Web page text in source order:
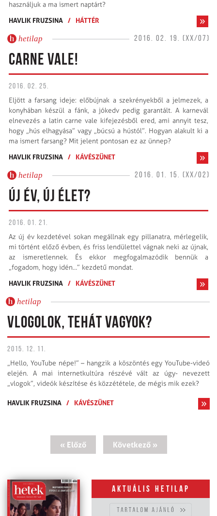
használjuk a ma ismert naptárt?
HAVLIK FRUZSINA / HÁTTÉR
hetilap 2016. 02. 19. (XX/07)
CARNE VALE!
2016. 02. 25.
Eljött a farsang ideje: előbújnak a szekrényekből a jelmezek, a
konyhában készül a fánk, a jókedv pedig garantált. A karnevál
elnevezés a latin carne vale kifejezésből ered, ami annyit tesz,
hogy „hús elhagyása” vagy „búcsú a hústól”. Hogyan alakult ki a
ma ismert farsang? Mit jelent pontosan ez az ünnep?
HAVLIK FRUZSINA / KÁVÉSZÜNET
hetilap 2016. 01. 15. (XX/02)
ÚJ ÉV, ÚJ ÉLET?
2016. 01. 21.
Az új év kezdetével sokan megállnak egy pillanatra, mérlegelik,
mi történt előző évben, és friss lendülettel vágnak neki az újnak,
az ismeretlennek. És ekkor megfogalmazódik bennük a
„fogadom, hogy idén…” kezdetű mondat.
HAVLIK FRUZSINA / KÁVÉSZÜNET
hetilap
VLOGOLOK, TEHÁT VAGYOK?
2015. 12. 11.
„Hello, YouTube népe!” – hangzik a köszöntés egy YouTube-videó
elején. A mai internetkultúra részévé vált az úgy­- nevezett
„vlogok”, videók készítése és közzététele, de mégis mik ezek?
HAVLIK FRUZSINA / KÁVÉSZÜNET
« Előző Következő »
Aktuális hetilap